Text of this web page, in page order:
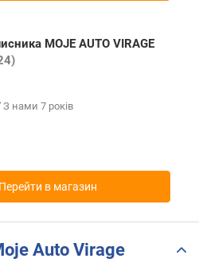
MOJE AUTO VIRAGE
З нами 7 років
Перейти в магазин
Auto Virage